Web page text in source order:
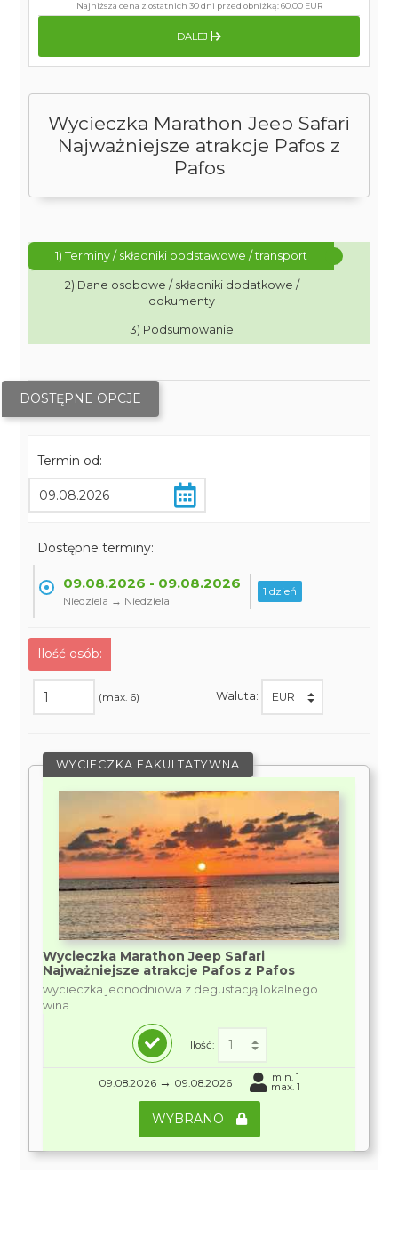
Wycieczka Marathon Jeep Safari
Najważniejsze atrakcje Pafos z
Pafos
1) Terminy / składniki podstawowe / transport
2) Dane osobowe / składniki dodatkowe /
dokumenty
3) Podsumowanie
DOSTĘPNE OPCJE
Termin od:
Dostępne terminy:
09.08.2026 - 09.08.2026
Niedziela → Niedziela
1 dzień
Ilość osób:
(max. 6) Waluta:
WYCIECZKA FAKULTATYWNA
Wycieczka Marathon Jeep Safari
Najważniejsze atrakcje Pafos z Pafos
wycieczka jednodniowa z degustacją lokalnego
wina
Ilość:
09.08.2026 → 09.08.2026 min. 1
max. 1
WYBRANO
Najniższa cena z ostatnich 30 dni przed obniżką:60.00 EUR
DALEJ